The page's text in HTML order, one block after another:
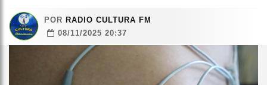
POR RADIO CULTURA FM
08/11/2025 20:37